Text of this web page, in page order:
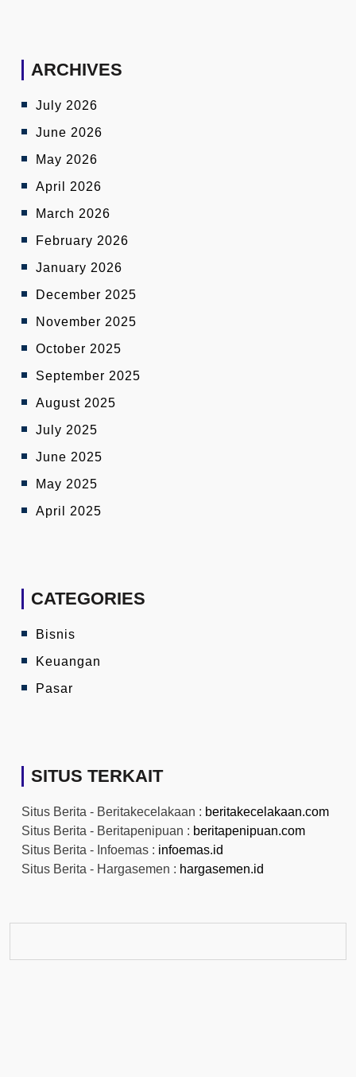
ARCHIVES
July 2026
June 2026
May 2026
April 2026
March 2026
February 2026
January 2026
December 2025
November 2025
October 2025
September 2025
August 2025
July 2025
June 2025
May 2025
April 2025
CATEGORIES
Bisnis
Keuangan
Pasar
SITUS TERKAIT
Situs Berita - Beritakecelakaan : beritakecelakaan.com
Situs Berita - Beritapenipuan : beritapenipuan.com
Situs Berita - Infoemas : infoemas.id
Situs Berita - Hargasemen : hargasemen.id